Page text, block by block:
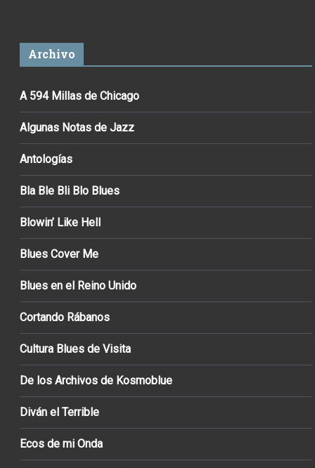
Archivo
A 594 Millas de Chicago
Algunas Notas de Jazz
Antologías
Bla Ble Bli Blo Blues
Blowin’ Like Hell
Blues Cover Me
Blues en el Reino Unido
Cortando Rábanos
Cultura Blues de Visita
De los Archivos de Kosmoblue
Diván el Terrible
Ecos de mi Onda